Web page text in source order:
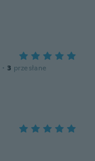
· 3 przesłane